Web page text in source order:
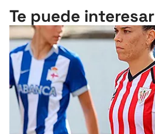
Te puede interesar